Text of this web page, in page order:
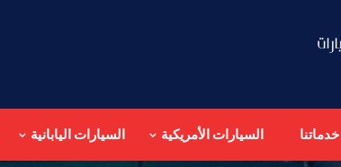
خدماتنا السيارات الأمريكية السيارات اليابانية